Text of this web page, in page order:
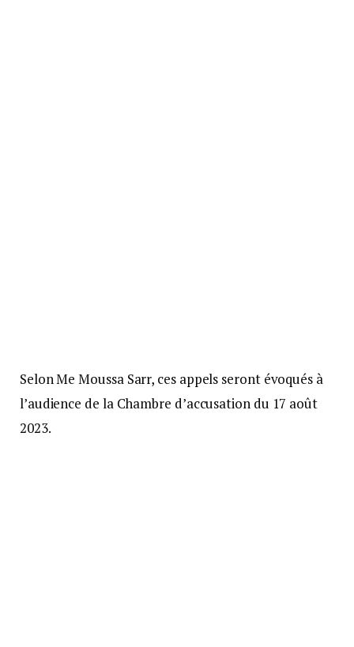
Selon Me Moussa Sarr, ces appels seront évoqués à
l’audience de la Chambre d’accusation du 17 août
2023.